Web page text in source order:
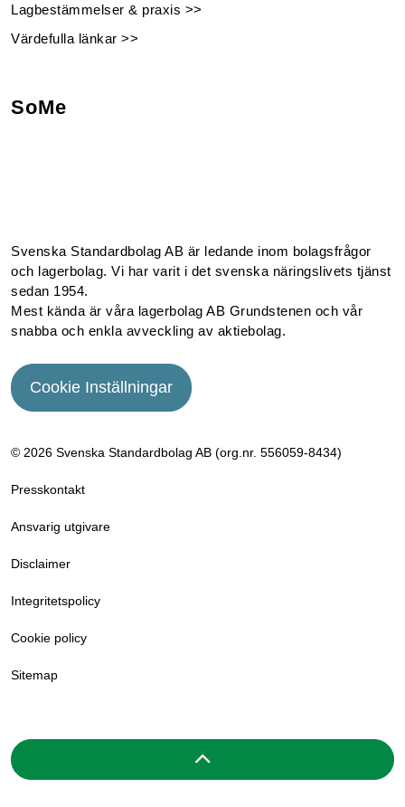
Lagbestämmelser & praxis >>
Värdefulla länkar >>
SoMe
Svenska Standardbolag AB är ledande inom bolagsfrågor
och lagerbolag. Vi har varit i det svenska näringslivets tjänst
sedan 1954.
Mest kända är våra lagerbolag AB Grundstenen och vår
snabba och enkla avveckling av aktiebolag.
Cookie Inställningar
© 2026 Svenska Standardbolag AB (org.nr. 556059­-8434)
Presskontakt
Ansvarig utgivare
Disclaimer
Integritetspolicy
Cookie policy
Sitemap